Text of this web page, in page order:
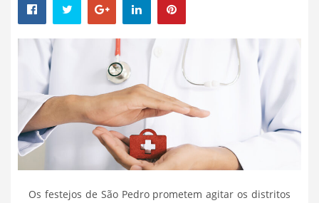
Os festejos de São Pedro prometem agitar os distritos